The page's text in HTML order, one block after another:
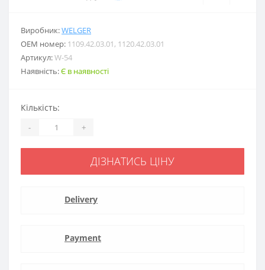
Виробник:WELGER
ОЕМ номер: 1109.42.03.01, 1120.42.03.01
Артикул:W-54
Наявність:Є в наявності
Кількість:
- +
ДІЗНАТИСЬ ЦІНУ
Delivery
Payment